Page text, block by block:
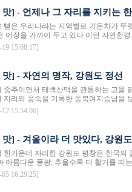
맛] - 언제나 그 자리를 지키는
뻗은 우리나라는 지역별로 기온차가 뚜
어장을 가까이 두고 있다 이런 자연환
15:08:17]
맛] - 자연의 명작, 강원도 정선
중추이면서 태백산맥을 관통하는 고을
지리와 풍속을 기록한 동북여지승남을
15:54:06]
맛] - 겨울이라 더 맛있다, 강원
한가운데 자리한 강원도 평창은 한국의
아름다운 풍광. 추울수록 더 활기를 띠
16:29:25]